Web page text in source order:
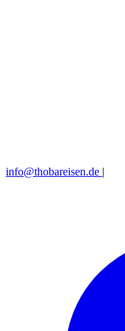
info@thobareisen.de |